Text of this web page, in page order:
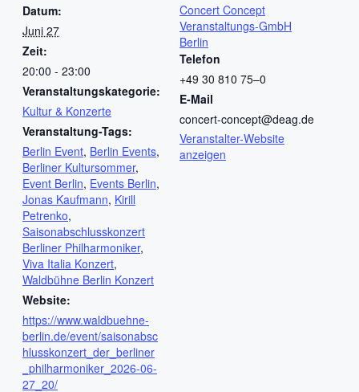
Datum:
Juni 27
Zeit:
20:00 - 23:00
Veranstaltungskategorie:
Kultur & Konzerte
Veranstaltung-Tags:
Berlin Event, Berlin Events,
Berliner Kultursommer,
Event Berlin, Events Berlin,
Jonas Kaufmann, Kirill
Petrenko,
Saisonabschlusskonzert
Berliner Philharmoniker,
Viva Italia Konzert,
Waldbühne Berlin Konzert
Website:
https://www.waldbuehne-
berlin.de/event/saisonabsc
hlusskonzert_der_berliner
_philharmoniker_2026-06-
27_20/
Concert Concept
Veranstaltungs-GmbH
Berlin
Telefon
+49 30 810 75–0
E-Mail
concert-concept@deag.de
Veranstalter-Website
anzeigen